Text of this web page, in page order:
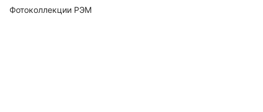
Фотоколлекции РЭМ